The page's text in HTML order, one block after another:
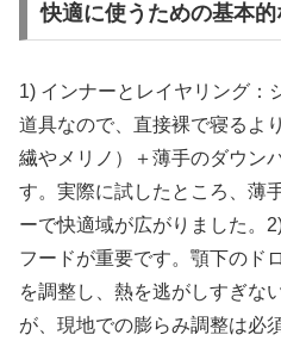
快適に使うための基本
1) インナーとレイヤリング：
道具なので、直接裸で寝るよ
繊やメリノ）＋薄手のダウン
す。実際に試したところ、薄
ーで快適域が広がりました。
フードが重要です。顎下のド
を調整し、熱を逃がしすぎな
が、現地での膨らみ調整は必